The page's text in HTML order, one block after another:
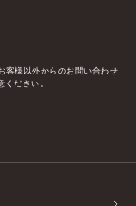
客様以外からのお問い合わせ
ください。